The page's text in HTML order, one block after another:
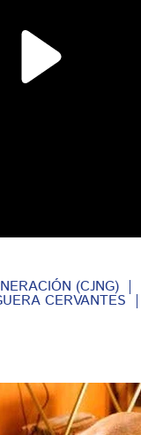
(CJNG)
CERVANTES